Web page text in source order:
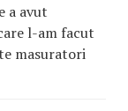
a avut
l-am facut
masuratori